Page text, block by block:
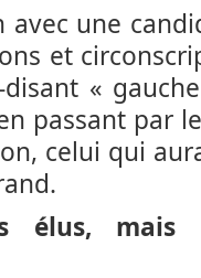
avec une
et
«
passant par
celui qui
élus,